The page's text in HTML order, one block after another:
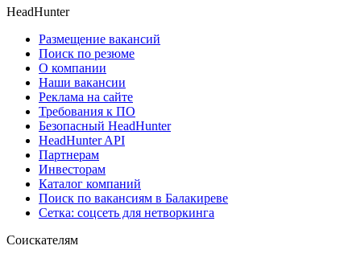
HeadHunter
Размещение вакансий
Поиск по резюме
О компании
Наши вакансии
Реклама на сайте
Требования к ПО
Безопасный HeadHunter
HeadHunter API
Партнерам
Инвесторам
Каталог компаний
Поиск по вакансиям в Балакиреве
Сетка: соцсеть для нетворкинга
Соискателям